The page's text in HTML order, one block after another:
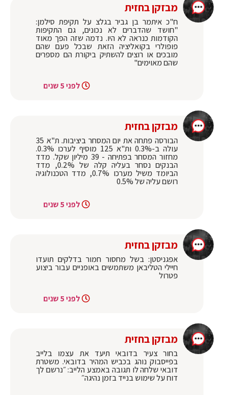
מבזקן בחזית
ח"כ איתמר בן גביר בגלצ על תקיפת סילמן:
"חושד שהדברים לא נכונים, גם התקיפות
הקודמות כנראה לא היו. נדמה שזה הפך מאוד
פופולרי בקואליציה הזאת שבכל פעם שהם
מובכים או רוצים להשתיק ביקורת הם מספרים
שהם מאוימים"
לפני 5 שנים
מבזקן בחזית
הבורסה פתחה את יום המסחר ביציבות. ת"א 35
עולה ב-0.3% ות"א 125 מוסיף לערכו 0.3%.
מחזור המסחר בפתיחה - 39 מיליון שקל. מדד
הבנקים נסחר בעליה קלה של 0.2%, מדד
הביומד משיל מערכו 0.7%, מדד הטכנולוגיה
רושם עליה של 0.5%
לפני 5 שנים
מבזקן בחזית
אפגניסטן: בשל מחסור חמור בדלקים תועדו
חיילי הטליבאן משתמשים באופניים עבור ביצוע
פטרול
לפני 5 שנים
מבזקן בחזית
בחור צעיר בדובאי תיעד את עצמו בלייב
בפייסבוק נוהג בכביש המהיר בדובאי. משטרת
דובאי שלחה לו תגובה באמצע הלייב: ״נרשם לך
דוח על שימוש בנייד בזמן נהיגה״